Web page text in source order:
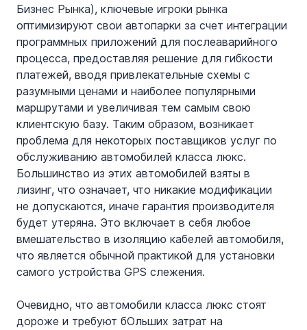
Бизнес Рынка), ключевые игроки рынка
оптимизируют свои автопарки за счет интеграции
программных приложений для послеаварийного
процесса, предоставляя решение для гибкости
платежей, вводя привлекательные схемы с
разумными ценами и наиболее популярными
маршрутами и увеличивая тем самым свою
клиентскую базу. Таким образом, возникает
проблема для некоторых поставщиков услуг по
обслуживанию автомобилей класса люкс.
Большинство из этих автомобилей взяты в
лизинг, что означает, что никакие модификации
не допускаются, иначе гарантия производителя
будет утеряна. Это включает в себя любое
вмешательство в изоляцию кабелей автомобиля,
что является обычной практикой для установки
самого устройства GPS слежения.
Очевидно, что автомобили класса люкс стоят
дороже и требуют бОльших затрат на